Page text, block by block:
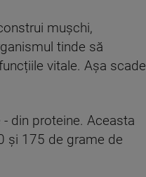
mușchi,
tinde să
vitale. Așa scade
din proteine. Aceasta
și 175 de grame de